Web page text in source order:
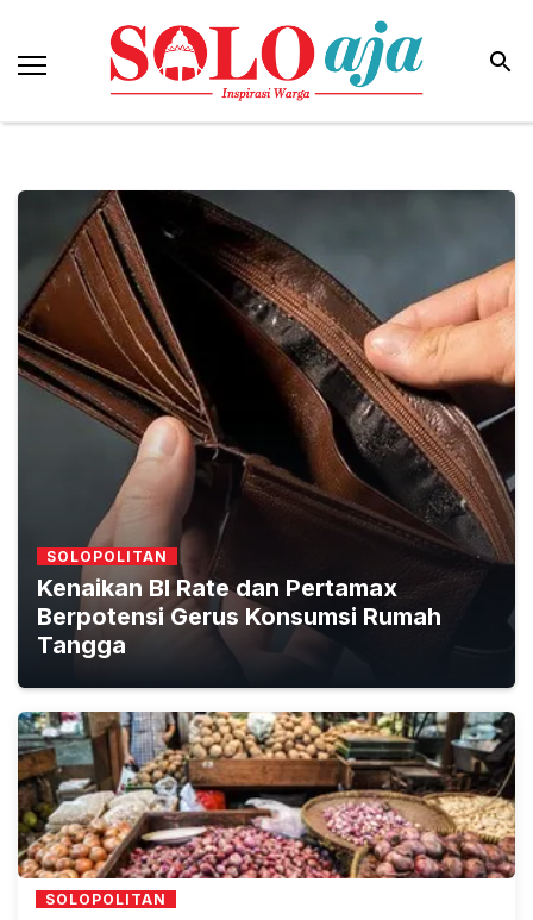
SOLOPOLITAN
Kenaikan BI Rate dan Pertamax
Berpotensi Gerus Konsumsi Rumah
Tangga
SOLOPOLITAN